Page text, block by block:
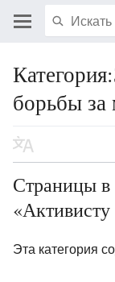
борьбы за
Страницы в
Эта категория